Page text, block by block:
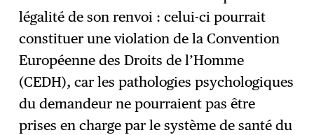
légalité de son renvoi : celui-ci pourrait
constituer une violation de la Convention
Européenne des Droits de l’Homme
(CEDH), car les pathologies psychologiques
du demandeur ne pourraient pas être
prises en charge par le système de santé du